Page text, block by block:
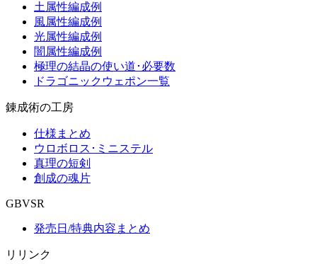
土属性編成例
風属性編成例
光属性編成例
闇属性編成例
極理の結晶の使い道･必要数
ドラゴニックウェポン一覧
錬成術の工房
仕様まとめ
ウロボロス･ミニステル
真理の短剣
創成の魂片
GBVSR
発売日/特典内容まとめ
リリンク